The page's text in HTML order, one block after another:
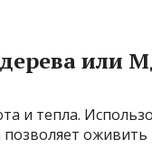
или
и тепла.